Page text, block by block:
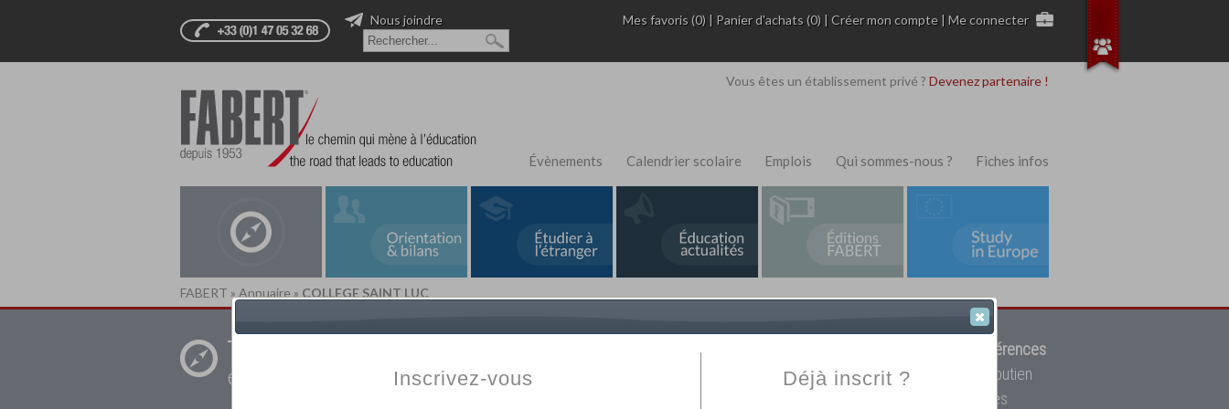
Mes favoris (0) | Panier d'achats (0) |Créer mon compte |Me connecter
Nous joindre
Vous êtes un établissement privé ? Devenez partenaire !
Évènements Calendrier scolaire Emplois Qui sommes-nous ? Fiches infos
FABERT » Annuaire » COLLEGE SAINT LUC
Trouver un
établissement privé
Fabert.com
12908 références
votre établissement privé, du primaire au supérieur, mais aussi des cours de soutien
scolaire et des cours à distance. Ce moteur regroupe toutes les écoles privées
Inscrivez-vous Déjà inscrit ?